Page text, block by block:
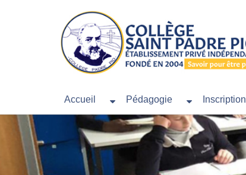
Accueil Pédagogie Inscription